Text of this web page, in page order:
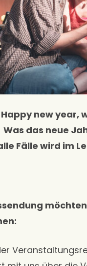
Happy new year,
Was das neue
Fälle wird im